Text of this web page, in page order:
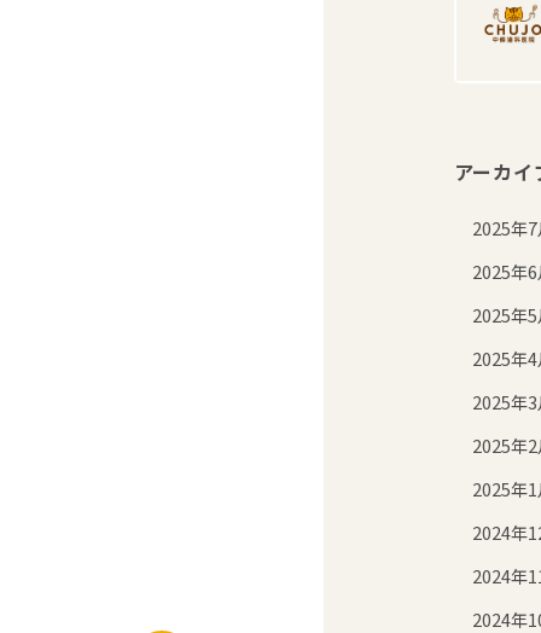
アーカイ
2025年
2025年
2025年
2025年
2025年
2025年
2025年
2024年
2024年
2024年